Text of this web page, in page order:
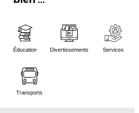
Éducation Divertissements Services
Transports